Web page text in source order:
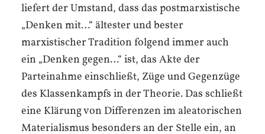
liefert der Umstand, dass das postmarxistische
„Denken mit…“ ältester und bester
marxistischer Tradition folgend immer auch
ein „Denken gegen…“ ist, das Akte der
Parteinahme einschließt, Züge und Gegenzüge
des Klassenkampfs in der Theorie. Das schließt
eine Klärung von Differenzen im aleatorischen
Materialismus besonders an der Stelle ein, an